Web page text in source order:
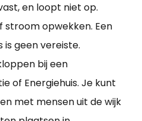
en loopt niet op.
stroom opwekken. Een
is geen vereiste.
bij een
of Energiehuis. Je kunt
met mensen uit de wijk